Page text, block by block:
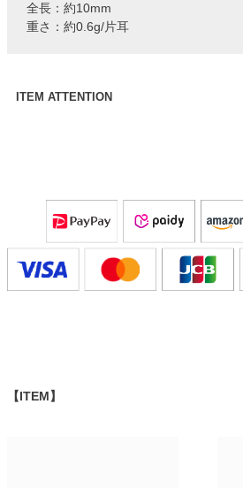
全長：約10mm
重さ：約0.6g/片耳
ITEM ATTENTION
【ITEM】